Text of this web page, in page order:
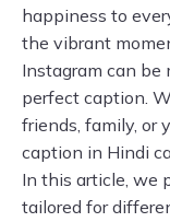
happiness to
the vibrant
Instagram can be
perfect caption.
friends, family, or
caption in Hindi
In this article, we
tailored for